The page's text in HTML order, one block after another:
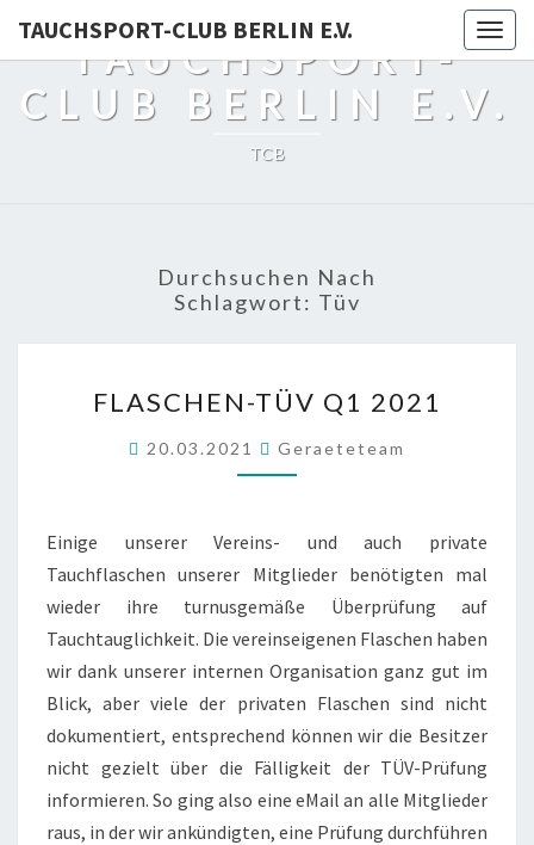
TAUCHSPORT-CLUB BERLIN E.V.
TAUCHSPORT-
CLUB BERLIN E.V.
TCB
Durchsuchen Nach
Schlagwort: Tüv
TÜV
Q1
2021
FLASCHEN-TÜV Q1 2021
20.03.2021 Geraeteteam
Einige unserer Vereins- und auch private
Tauchflaschen unserer Mitglieder benötigten mal
wieder ihre turnusgemäße Überprüfung auf
Tauchtauglichkeit. Die vereinseigenen Flaschen haben
wir dank unserer internen Organisation ganz gut im
Blick, aber viele der privaten Flaschen sind nicht
dokumentiert, entsprechend können wir die Besitzer
nicht gezielt über die Fälligkeit der TÜV-Prüfung
informieren. So ging also eine eMail an alle Mitglieder
raus, in der wir ankündigten, eine Prüfung durchführen